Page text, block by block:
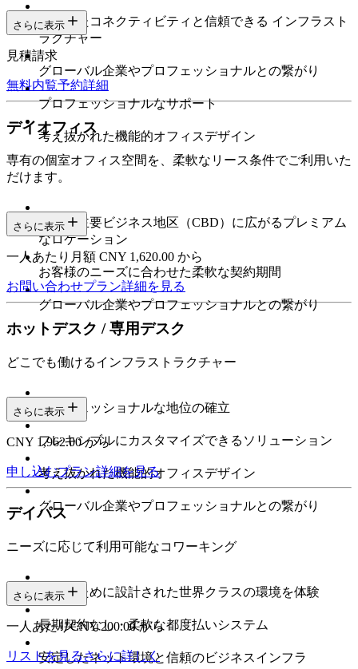
安定したコネクティビティと信頼できる インフラスト
ラクチャー
グローバル企業やプロフェッショナルとの繋がり
プロフェッショナルなサポート
考え抜かれた機能的オフィスデザイン
さらに表示
見積請求
無料内覧予約詳細
デイオフィス
専有の個室オフィス空間を、柔軟なリース条件でご利用いた
だけます。
都市の主要ビジネス地区（CBD）に広がるプレミアム
なロケーション
お客様のニーズに合わせた柔軟な契約期間
グローバル企業やプロフェッショナルとの繋がり
さらに表示
一人あたり月額 CNY 1,620.00 から
お問い合わせプラン詳細を見る
ホットデスク / 専用デスク
どこでも働けるインフラストラクチャー
プロフェッショナルな地位の確立
フレキシブルにカスタマイズできるソリューション
考え抜かれた機能的オフィスデザイン
グローバル企業やプロフェッショナルとの繋がり
さらに表示
CNY 1,962.00 から
申し込むプラン詳細を見る
デイパス
ニーズに応じて利用可能なコワーキング
集中のために設計された世界クラスの環境を体験
長期契約なし・柔軟な都度払いシステム
安定したネット環境と信頼のビジネスインフラ
さらに表示
一人あたりCNY 200.00 から
リストを見るさらに詳しく